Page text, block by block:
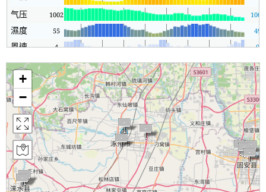
气压 1002 1002
濕度 55 49
風速 4 0
+
−